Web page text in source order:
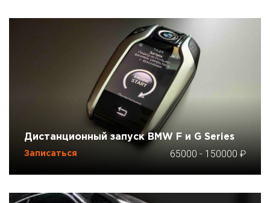
Дистанционный запуск BMW F и G Series
Записаться 65000 - 150000